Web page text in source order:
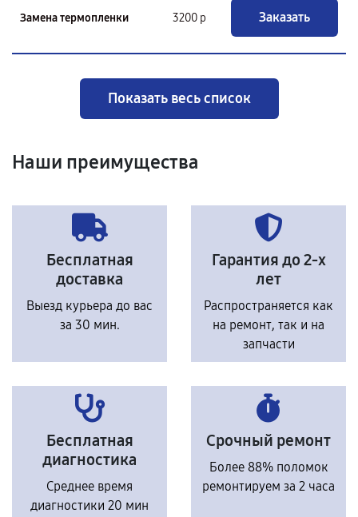
Замена термопленки 3200 р Заказать
Показать весь список
Наши преимущества
Бесплатная
доставка
Выезд курьера до вас
за 30 мин.
Гарантия до 2-х
лет
Распространяется как
на ремонт, так и на
запчасти
Бесплатная
диагностика
Среднее время
диагностики 20 мин
Срочный ремонт
Более 88% поломок
ремонтируем за 2 часа